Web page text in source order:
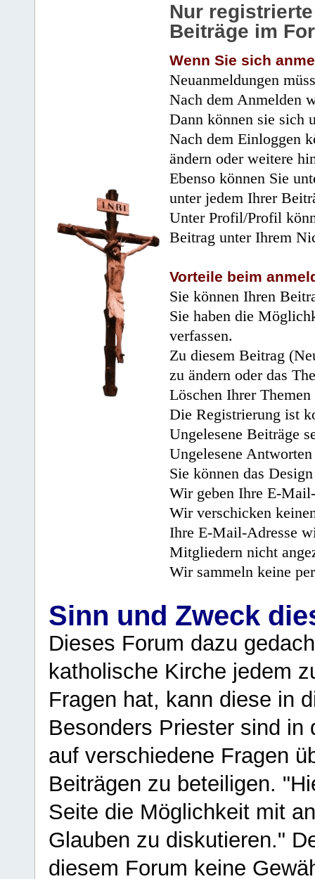
Nur
Beiträge im
Wenn Sie sich
Neuanmeldungen
Nach dem Anmelden
Dann können sie sich
Nach dem Einloggen
ändern oder weitere
Ebenso können Sie
unter jedem Ihrer
Unter Profil/Profil
Beitrag unter Ihrem
Vorteile beim
Sie können Ihren
Sie haben die
verfassen.
Zu diesem Beitrag
zu ändern oder das
Löschen Ihrer
Die Registrierung ist
Ungelesene Beiträge
Ungelesene
Sie können das
Wir geben Ihre E-
Wir verschicken
Ihre E-Mail-Adresse
Mitgliedern nicht
Wir sammeln keine
Sinn und Zweck
Dieses Forum dazu
katholische Kirche jedem
Fragen hat, kann diese in
Besonders Priester sind in
auf verschiedene Fragen
Beiträgen zu beteiligen.
Seite die Möglichkeit mit
Glauben zu diskutieren."
diesem Forum keine